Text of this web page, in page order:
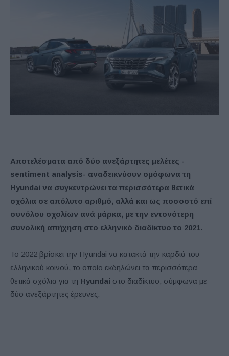
Αποτελέσματα από δύο ανεξάρτητες μελέτες -
sentiment analysis- αναδεικνύουν ομόφωνα τη
Hyundai να συγκεντρώνει τα περισσότερα θετικά
σχόλια σε απόλυτο αριθμό, αλλά και ως ποσοστό επί
συνόλου σχολίων ανά μάρκα, με την εντονότερη
συνολική απήχηση στο ελληνικό διαδίκτυο το 2021.
Το 2022 βρίσκει την Hyundai να κατακτά την καρδιά του
ελληνικού κοινού, το οποίο εκδηλώνει τα περισσότερα
θετικά σχόλια για τη Hyundai στο διαδίκτυο, σύμφωνα με
δύο ανεξάρτητες έρευνες.